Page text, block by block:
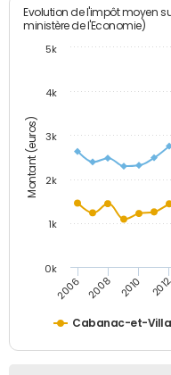
Montant (euros)
Evolution de l'impôt moyen
ministère de l'Economie)
Cabanac-et-
2006 2008 2010 2012
0k
1k
2k
3k
4k
5k